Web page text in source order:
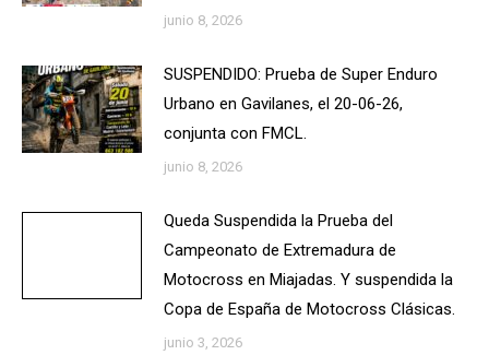
junio 8, 2026
SUSPENDIDO: Prueba de Super Enduro
Urbano en Gavilanes, el 20-06-26,
conjunta con FMCL.
junio 8, 2026
Queda Suspendida la Prueba del
Campeonato de Extremadura de
Motocross en Miajadas. Y suspendida la
Copa de España de Motocross Clásicas.
junio 3, 2026